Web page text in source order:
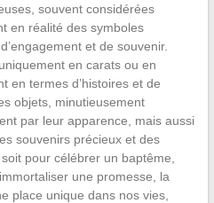
souvent considérées
en réalité des symboles
et de souvenir.
en carats ou en
en termes d’histoires et de
objets, minutieusement
par leur apparence, mais aussi
souvenirs précieux et des
pour célébrer un baptême,
une promesse, la
place unique dans nos vies,